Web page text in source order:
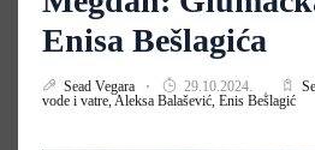
Enisa Bešlagića
Sead Vegara 29.10.2024.
vode i vatre,Aleksa Balašević, Enis Bešlagić